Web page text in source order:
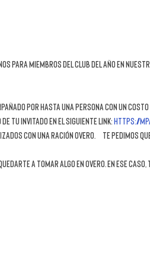
para miembros del Club del año en
por hasta una persona con un
tu invitado en el siguiente link: https://
con una ración Overo.  Te pedimos
a tomar algo en Overo. En ese